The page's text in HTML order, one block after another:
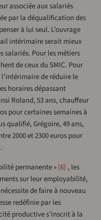
associée aux salariés
par la déqualification des
à lui seul. L’ouvrage
intérimaire serait mieux
salariés. Pour les métiers
de ceux du SMIC. Pour
de réduire le
horaires dépassant
Roland, 53 ans, chauffeur
pour certaines semaines à
qualifié, Grégoire, 49 ans,
2000 et 2300 euros pour
permanente » 6 , les
sur leur employabilité,
de faire à nouveau
redéfinie par les
productive s’inscrit à la